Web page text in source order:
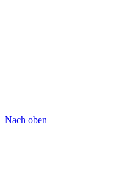
Nach oben